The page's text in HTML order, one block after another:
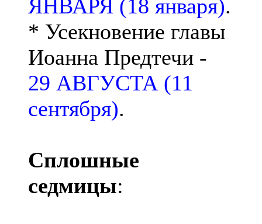
ЯНВАРЯ (18 января).
* Усекновение главы
Иоанна Предтечи -
29 АВГУСТА (11
сентября).
Сплошные
седмицы: